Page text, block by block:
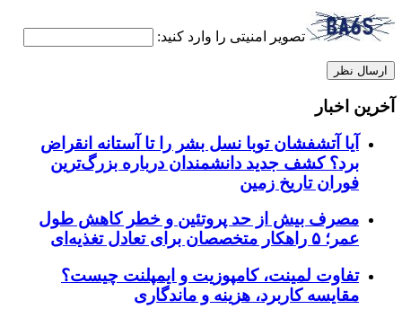
تصویر امنیتی را وارد کنید:
آخرین اخبار
آیا آتشفشان توبا نسل بشر را تا آستانه انقراض
برد؟ کشف جدید دانشمندان درباره بزرگ‌ترین
فوران تاریخ زمین
مصرف بیش از حد پروتئین و خطر کاهش طول
عمر؛ ۵ راهکار متخصصان برای تعادل تغذیه‌ای
تفاوت لمینت، کامپوزیت و ایمپلنت چیست؟
مقایسه کاربرد، هزینه و ماندگاری